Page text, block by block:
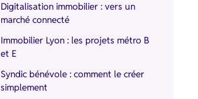
Digitalisation immobilier : vers un
marché connecté
Immobilier Lyon : les projets métro B
et E
Syndic bénévole : comment le créer
simplement